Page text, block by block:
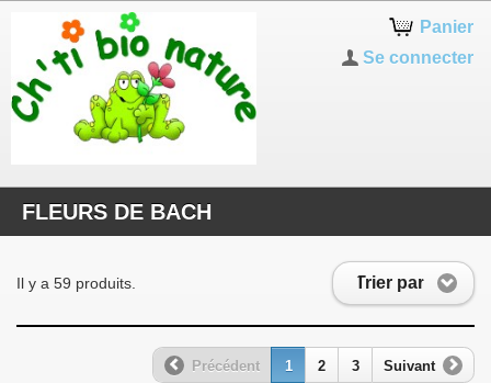
Panier
Se connecter
FLEURS DE BACH
Trier par
Il y a 59 produits.
Précédent 1 2 3 Suivant